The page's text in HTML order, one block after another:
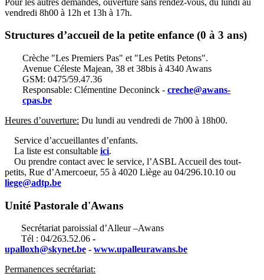
vendredi 8h00 à 12h et 13h à 17h.
Structures d’accueil de la petite enfance (0 à 3 ans)
Crèche "Les Premiers Pas" et "Les Petits Petons".
Avenue Céleste Majean, 38 et 38bis à 4340 Awans
GSM: 0475/59.47.36
Responsable: Clémentine Deconinck - creche@awans-
cpas.be
Heures d’ouverture: Du lundi au vendredi de 7h00 à 18h00.
Service d’accueillantes d’enfants.
La liste est consultable ici.
Ou prendre contact avec le service, l’ASBL Accueil des tout-
petits, Rue d’Amercoeur, 55 à 4020 Liège au 04/296.10.10 ou
liege@adtp.be
Unité Pastorale d'Awans
Secrétariat paroissial d’Alleur –Awans
Tél : 04/263.52.06 -
upalloxh@skynet.be - www.upalleurawans.be
Permanences secrétariat: